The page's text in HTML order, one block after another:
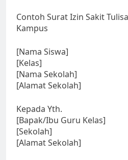
Contoh Surat Izin Sakit
Kampus
[Nama Siswa]
[Kelas]
[Nama Sekolah]
[Alamat Sekolah]
Kepada Yth.
[Bapak/Ibu Guru Kelas]
[Sekolah]
[Alamat Sekolah]